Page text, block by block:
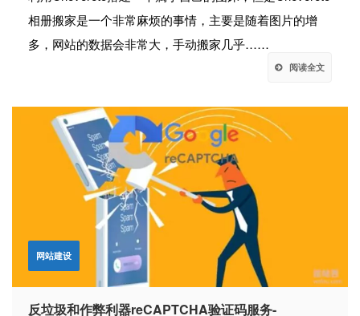
相册搬家是一个非常麻烦的事情，主要是随着图片的增
多，网站的数据会非常大，手动搬家几乎……
阅读全文
网站建设
反垃圾和作弊利器reCAPTCHA验证码服务-